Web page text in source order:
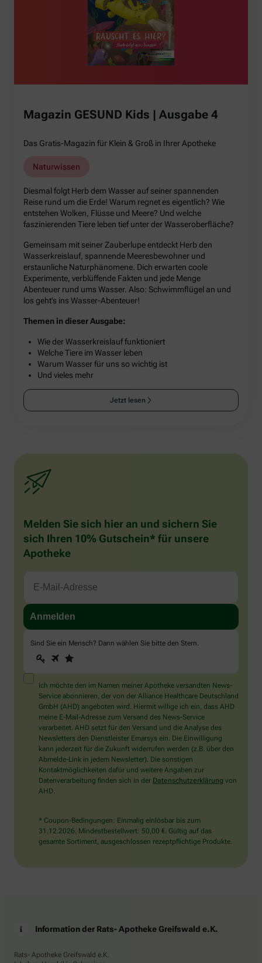
Magazin GESUND Kids | Ausgabe 4
Das Gratis-Magazin für Klein & Groß in Ihrer Apotheke
Naturwissen
Diesmal folgt Herb dem Wasser auf seiner spannenden
Reise rund um die Erde! Warum regnet es eigentlich? Wie
entstehen Wolken, Flüsse und Meere? Und welche
faszinierenden Tiere leben tief unter der Wasseroberfläche?
Gemeinsam mit seiner Zauberlupe entdeckt Herb den
Wasserkreislauf, spannende Meeresbewohner und
erstaunliche Naturphänomene. Dich erwarten coole
Experimente, verblüffende Fakten und jede Menge
Abenteuer rund ums Wasser. Also: Schwimmflügel an und
los geht’s ins Wasser-Abenteuer!
Themen in dieser Ausgabe:
Wie der Wasserkreislauf funktioniert
Welche Tiere im Wasser leben
Warum Wasser für uns so wichtig ist
Und vieles mehr
Jetzt lesen
Melden Sie sich hier an und sichern Sie
sich Ihren 10% Gutschein* für unsere
Apotheke
Sind Sie ein Mensch? Dann wählen Sie bitte den Stern.
Sind
Sie
ein
Mensch?
Dann
wählen
Sie
bitte
den
Stern.
1 2
Ich möchte den im Namen meiner Apotheke versandten News-
Service abonnieren, der von der Alliance Healthcare Deutschland
GmbH (AHD) angeboten wird. Hiermit willige ich ein, dass AHD
meine E-Mail-Adresse zum Versand des News-Service
verarbeitet. AHD setzt für den Versand und die Analyse des
Newsletters den Dienstleister Emarsys ein. Die Einwilligung
kann jederzeit für die Zukunft widerrufen werden (z.B. über den
Abmelde-Link in jedem Newsletter). Die sonstigen
Kontaktmöglichkeiten dafür und weitere Angaben zur
Datenverarbeitung finden sich in der Datenschutzerklärung von
AHD.
* Coupon-Bedingungen: Einmalig einlösbar bis zum
31.12.2026. Mindestbestellwert: 50,00 €. Gültig auf das
gesamte Sortiment, ausgeschlossen rezeptpflichtige Produkte.
Information der Rats- Apotheke Greifswald e.K.
Rats- Apotheke Greifswald e.K.